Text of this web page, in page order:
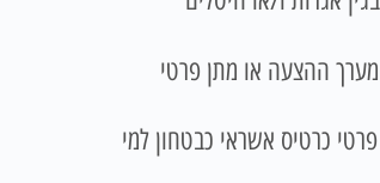
בצירוף המחאה בנקאית לפקודת כונס הנכסים ע"ס 10% מערך ההצעה או מתן פרטי
יחד עם מתן פרטי כרטיס אשראי כבטחון למי